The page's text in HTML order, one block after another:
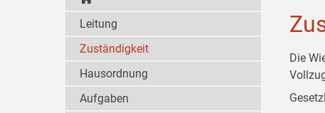
Die
Leitung
Zuständigkeit
Hausordnung
Aufgaben